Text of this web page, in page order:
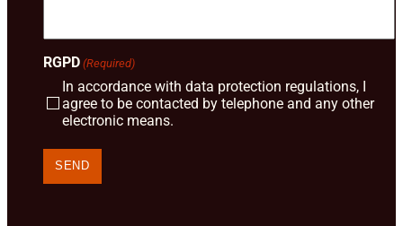
RGPD (Required)
In accordance with data protection regulations, I
agree to be contacted by telephone and any other
electronic means.